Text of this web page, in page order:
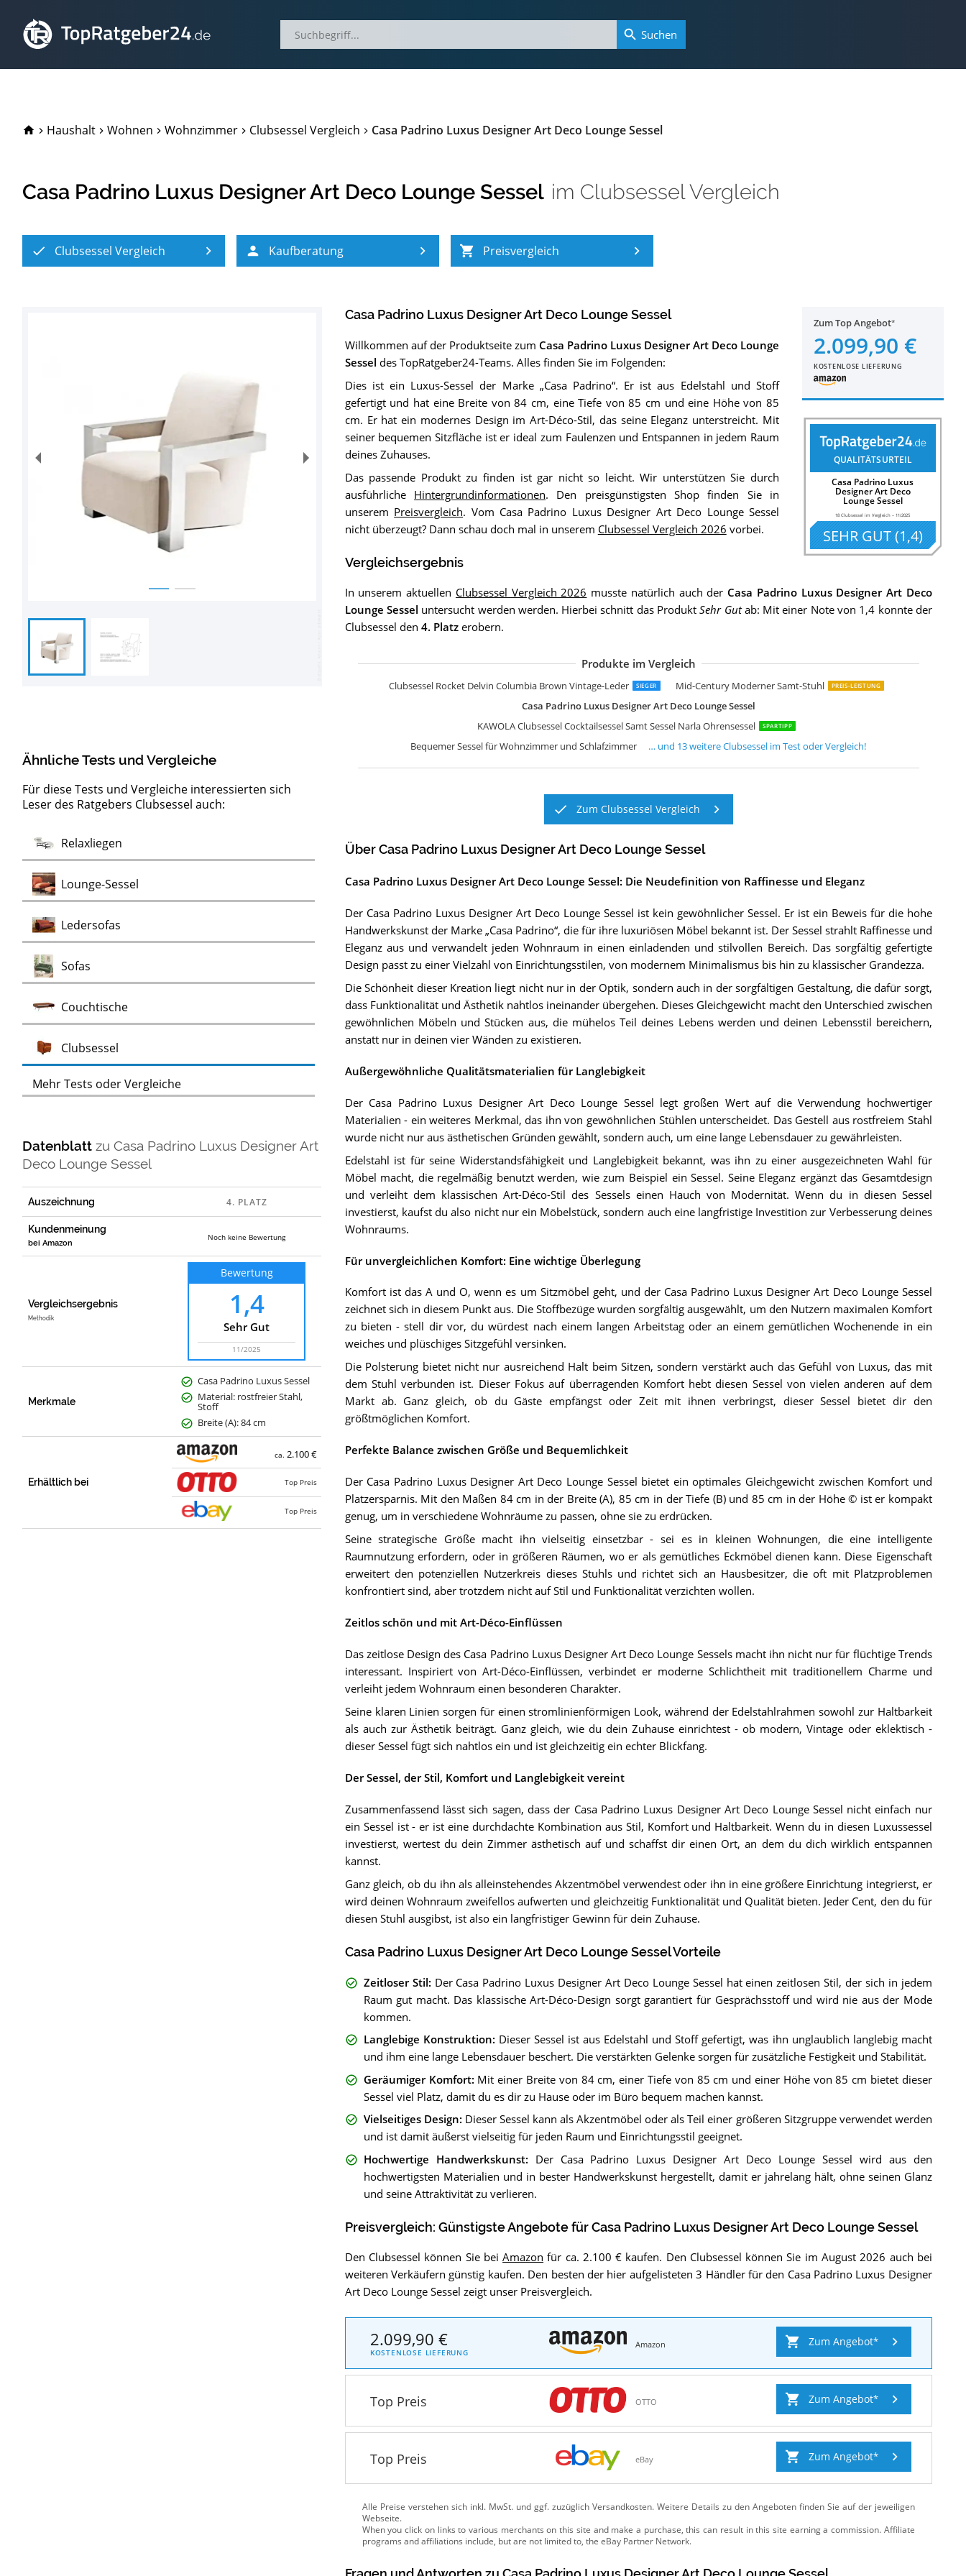
TopRatgeber24.de
Haushalt Wohnen Wohnzimmer Clubsessel Vergleich Casa Padrino Luxus Designer Art Deco Lounge Sessel
Casa Padrino Luxus Designer Art Deco Lounge Sessel im Clubsessel Vergleich
Clubsessel Vergleich Kaufberatung Preisvergleich
Ähnliche Tests und Vergleiche
Für diese Tests und Vergleiche interessierten sich
Leser des Ratgebers Clubsessel auch:
Relaxliegen
Lounge-Sessel
Ledersofas
Sofas
CouchtischeTest
Lowboards
SideboardsTest
Kommoden
Barock
KommodenTest
Clubsessel
MöbelklassikerTest
SchaukelstühleTest
VitrinenTest
Wohnwände
ChaiselonguesTest
Vintage SesselTest
Mehr Tests oder Vergleiche
DatenblattzuCasa Padrino Luxus Designer Art
Deco Lounge Sessel
Auszeichnung
Kundenmeinung
bei Amazon
Noch keine Bewertung
Vergleichsergebnis
Methodik
Bewertung
1,4
Sehr Gut
11/2025
Merkmale
Casa Padrino Luxus Sessel
Material: rostfreier Stahl,
Stoff
Breite (A): 84 cm
Erhältlich bei
ca. 2.100 €
Top Preis
Top Preis
Zum Top Angebot
2.099,90 €
KOSTENLOSE LIEFERUNG
QUALITÄTSURTEIL
Casa Padrino Luxus
Designer Art Deco
Lounge Sessel
18 Clubsessel im Vergleich –11/2025
SEHR GUT(1,4)
Casa Padrino Luxus Designer Art Deco Lounge Sessel
Willkommen auf der Produktseite zum Casa Padrino Luxus Designer Art Deco Lounge
Sessel des TopRatgeber24-Teams. Alles finden Sie im Folgenden:
Dies ist ein Luxus-Sessel der Marke „Casa Padrino“. Er ist aus Edelstahl und Stoff
gefertigt und hat eine Breite von 84 cm, eine Tiefe von 85 cm und eine Höhe von 85
cm. Er hat ein modernes Design im Art-Déco-Stil, das seine Eleganz unterstreicht. Mit
seiner bequemen Sitzfläche ist er ideal zum Faulenzen und Entspannen in jedem Raum
deines Zuhauses.
Das passende Produkt zu finden ist gar nicht so leicht. Wir unterstützen Sie durch
ausführliche Hintergrundinformationen. Den preisgünstigsten Shop finden Sie in
unserem Preisvergleich. Vom Casa Padrino Luxus Designer Art Deco Lounge Sessel
nicht überzeugt? Dann schau doch mal in unserem Clubsessel Vergleich 2026 vorbei.
Vergleichsergebnis
In unserem aktuellen Clubsessel Vergleich 2026 musste natürlich auch der Casa Padrino Luxus Designer Art Deco
Lounge Sessel untersucht werden werden. Hierbei schnitt das ProduktSehr Gutab: Mit einer Note von 1,4 konnte der
Clubsessel den 4. Platzerobern.
Produkte im Vergleich
Clubsessel Rocket Delvin Columbia Brown Vintage-Leder SIEGER Mid-Century Moderner Samt-Stuhl PREIS-LEISTUNG
Casa Padrino Luxus Designer Art Deco Lounge Sessel
KAWOLA Clubsessel Cocktailsessel Samt Sessel Narla Ohrensessel
SPARTIPP
Bequemer Sessel für Wohnzimmer und Schlafzimmer
Vintage-Line Design-Clubsessel Mars Leder Belon Black Chrom Echtleder
Vintage-Line Clubsessel Roslin Leder Stoff Echtleder Cocktailsessel
Übergroßer Sessel moderner bequemer Stuhl
Mid Century Moderner Akzentstuhl
Vintage-Line Design-Clubsessel Giacomet Whiskey Brown Edelstahl
Vintage-Line Loungesessel Aldgate Columbia Brown Edelstahl Echtleder
Vintage-Line Cocktailsessel Armani Winsconsin Brown Acrylglas Seitenteile
HETFTJN Chesterfield-Sessel Hellgrau Samt
Sessel aus Samt mit goldenen Beinen
CozyChair für kleine Räume
KAWOLA Sessel Fina Polstersessel
Atlantic Home Collection Leo Sessel
Atlantic Home Collection Leo Sessel
… und 13weitereClubsessel im Test oder Vergleich!
Zum Clubsessel Vergleich
Über Casa Padrino Luxus Designer Art Deco Lounge Sessel
Casa Padrino Luxus Designer Art Deco Lounge Sessel: Die Neudefinition von Raffinesse und Eleganz
Der Casa Padrino Luxus Designer Art Deco Lounge Sessel ist kein gewöhnlicher Sessel. Er ist ein Beweis für die hohe
Handwerkskunst der Marke „Casa Padrino“, die für ihre luxuriösen Möbel bekannt ist. Der Sessel strahlt Raffinesse und
Eleganz aus und verwandelt jeden Wohnraum in einen einladenden und stilvollen Bereich. Das sorgfältig gefertigte
Design passt zu einer Vielzahl von Einrichtungsstilen, von modernem Minimalismus bis hin zu klassischer Grandezza.
Die Schönheit dieser Kreation liegt nicht nur in der Optik, sondern auch in der sorgfältigen Gestaltung, die dafür sorgt,
dass Funktionalität und Ästhetik nahtlos ineinander übergehen. Dieses Gleichgewicht macht den Unterschied zwischen
gewöhnlichen Möbeln und Stücken aus, die mühelos Teil deines Lebens werden und deinen Lebensstil bereichern,
anstatt nur in deinen vier Wänden zu existieren.
Außergewöhnliche Qualitätsmaterialien für Langlebigkeit
Der Casa Padrino Luxus Designer Art Deco Lounge Sessel legt großen Wert auf die Verwendung hochwertiger
Materialien - ein weiteres Merkmal, das ihn von gewöhnlichen Stühlen unterscheidet. Das Gestell aus rostfreiem Stahl
wurde nicht nur aus ästhetischen Gründen gewählt, sondern auch, um eine lange Lebensdauer zu gewährleisten.
Edelstahl ist für seine Widerstandsfähigkeit und Langlebigkeit bekannt, was ihn zu einer ausgezeichneten Wahl für
Möbel macht, die regelmäßig benutzt werden, wie zum Beispiel ein Sessel. Seine Eleganz ergänzt das Gesamtdesign
und verleiht dem klassischen Art-Déco-Stil des Sessels einen Hauch von Modernität. Wenn du in diesen Sessel
investierst, kaufst du also nicht nur ein Möbelstück, sondern auch eine langfristige Investition zur Verbesserung deines
Wohnraums.
Für unvergleichlichen Komfort: Eine wichtige Überlegung
Komfort ist das A und O, wenn es um Sitzmöbel geht, und der Casa Padrino Luxus Designer Art Deco Lounge Sessel
zeichnet sich in diesem Punkt aus. Die Stoffbezüge wurden sorgfältig ausgewählt, um den Nutzern maximalen Komfort
zu bieten - stell dir vor, du würdest nach einem langen Arbeitstag oder an einem gemütlichen Wochenende in ein
weiches und plüschiges Sitzgefühl versinken.
Die Polsterung bietet nicht nur ausreichend Halt beim Sitzen, sondern verstärkt auch das Gefühl von Luxus, das mit
dem Stuhl verbunden ist. Dieser Fokus auf überragenden Komfort hebt diesen Sessel von vielen anderen auf dem
Markt ab. Ganz gleich, ob du Gäste empfängst oder Zeit mit ihnen verbringst, dieser Sessel bietet dir den
größtmöglichen Komfort.
Perfekte Balance zwischen Größe und Bequemlichkeit
Der Casa Padrino Luxus Designer Art Deco Lounge Sessel bietet ein optimales Gleichgewicht zwischen Komfort und
Platzersparnis. Mit den Maßen 84 cm in der Breite (A), 85 cm in der Tiefe (B) und 85 cm in der Höhe © ist er kompakt
genug, um in verschiedene Wohnräume zu passen, ohne sie zu erdrücken.
Seine strategische Größe macht ihn vielseitig einsetzbar - sei es in kleinen Wohnungen, die eine intelligente
Raumnutzung erfordern, oder in größeren Räumen, wo er als gemütliches Eckmöbel dienen kann. Diese Eigenschaft
erweitert den potenziellen Nutzerkreis dieses Stuhls und richtet sich an Hausbesitzer, die oft mit Platzproblemen
konfrontiert sind, aber trotzdem nicht auf Stil und Funktionalität verzichten wollen.
Zeitlos schön und mit Art-Déco-Einflüssen
Das zeitlose Design des Casa Padrino Luxus Designer Art Deco Lounge Sessels macht ihn nicht nur für flüchtige Trends
interessant. Inspiriert von Art-Déco-Einflüssen, verbindet er moderne Schlichtheit mit traditionellem Charme und
verleiht jedem Wohnraum einen besonderen Charakter.
Seine klaren Linien sorgen für einen stromlinienförmigen Look, während der Edelstahlrahmen sowohl zur Haltbarkeit
als auch zur Ästhetik beiträgt. Ganz gleich, wie du dein Zuhause einrichtest - ob modern, Vintage oder eklektisch -
dieser Sessel fügt sich nahtlos ein und ist gleichzeitig ein echter Blickfang.
Der Sessel, der Stil, Komfort und Langlebigkeit vereint
Zusammenfassend lässt sich sagen, dass der Casa Padrino Luxus Designer Art Deco Lounge Sessel nicht einfach nur
ein Sessel ist - er ist eine durchdachte Kombination aus Stil, Komfort und Haltbarkeit. Wenn du in diesen Luxussessel
investierst, wertest du dein Zimmer ästhetisch auf und schaffst dir einen Ort, an dem du dich wirklich entspannen
kannst.
Ganz gleich, ob du ihn als alleinstehendes Akzentmöbel verwendest oder ihn in eine größere Einrichtung integrierst, er
wird deinen Wohnraum zweifellos aufwerten und gleichzeitig Funktionalität und Qualität bieten. Jeder Cent, den du für
diesen Stuhl ausgibst, ist also ein langfristiger Gewinn für dein Zuhause.
Casa Padrino Luxus Designer Art Deco Lounge Sessel Vorteile
Zeitloser Stil: Der Casa Padrino Luxus Designer Art Deco Lounge Sessel hat einen zeitlosen Stil, der sich in jedem
Raum gut macht. Das klassische Art-Déco-Design sorgt garantiert für Gesprächsstoff und wird nie aus der Mode
kommen.
Langlebige Konstruktion: Dieser Sessel ist aus Edelstahl und Stoff gefertigt, was ihn unglaublich langlebig macht
und ihm eine lange Lebensdauer beschert. Die verstärkten Gelenke sorgen für zusätzliche Festigkeit und Stabilität.
Geräumiger Komfort: Mit einer Breite von 84 cm, einer Tiefe von 85 cm und einer Höhe von 85 cm bietet dieser
Sessel viel Platz, damit du es dir zu Hause oder im Büro bequem machen kannst.
Vielseitiges Design: Dieser Sessel kann als Akzentmöbel oder als Teil einer größeren Sitzgruppe verwendet werden
und ist damit äußerst vielseitig für jeden Raum und Einrichtungsstil geeignet.
Hochwertige Handwerkskunst: Der Casa Padrino Luxus Designer Art Deco Lounge Sessel wird aus den
hochwertigsten Materialien und in bester Handwerkskunst hergestellt, damit er jahrelang hält, ohne seinen Glanz
und seine Attraktivität zu verlieren.
Preisvergleich: Günstigste Angebote für Casa Padrino Luxus Designer Art Deco Lounge Sessel
Den Clubsessel können Sie beiAmazon für ca. 2.100 € kaufen. Den Clubsessel können Sie im August 2026 auch bei
weiteren Verkäufern günstig kaufen. Den besten der hier aufgelisteten 3 Händler für den Casa Padrino Luxus Designer
Art Deco Lounge Sessel zeigt unser Preisvergleich.
2.099,90 €
KOSTENLOSE LIEFERUNG
Amazon Zum Angebot
Top Preis OTTO Zum Angebot
Top Preis eBay Zum Angebot
Alle Preise verstehen sich inkl. MwSt. und ggf. zuzüglich Versandkosten. Weitere Details zu den Angebotenfinden Sie auf der jeweiligen
Webseite.
Suchen